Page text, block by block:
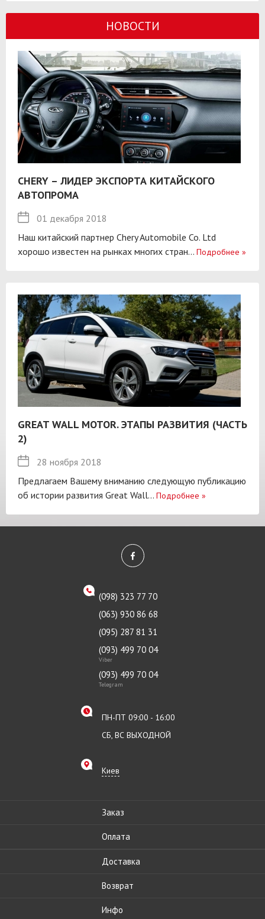
НОВОСТИ
CHERY – ЛИДЕР ЭКСПОРТА КИТАЙСКОГО
АВТОПРОМА
01 декабря 2018
Наш китайский партнер Chery Automobile Co. Ltd
хорошо известен на рынках многих стран... Подробнее »
GREAT WALL MOTOR. ЭТАПЫ РАЗВИТИЯ (ЧАСТЬ
2)
28 ноября 2018
Предлагаем Вашему вниманию следующую публикацию
об истории развития Great Wall... Подробнее »
(098) 323 77 70
(063) 930 86 68
(095) 287 81 31
(093) 499 70 04
Viber
(093) 499 70 04
Telegram
ПН-ПТ 09:00 - 16:00
СБ, ВС ВЫХОДНОЙ
Киев
Заказ
Оплата
Доставка
Возврат
Инфо